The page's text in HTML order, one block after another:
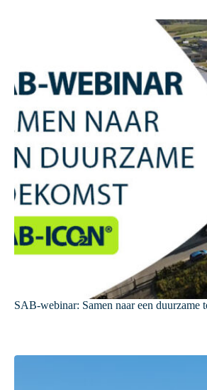
SAB-webinar: Samen naar een duurzame